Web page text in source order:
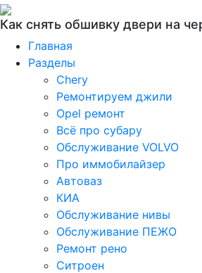
Как снять обшивку двери на
Главная
Разделы
Chery
Ремонтируем джили
Opel ремонт
Всё про субару
Обслуживание VOLVO
Про иммобилайзер
Автоваз
КИА
Обслуживание нивы
Обслуживание ПЕЖО
Ремонт рено
Ситроен